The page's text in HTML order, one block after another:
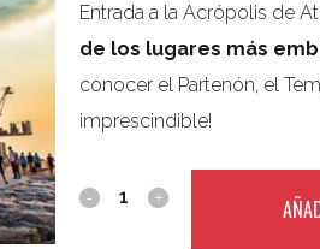
Entrada a la Acrópolis de
de los lugares más
conocer el Partenón, el
imprescindible!